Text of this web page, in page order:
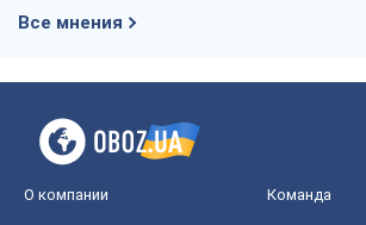
Все мнения
О компании Команда